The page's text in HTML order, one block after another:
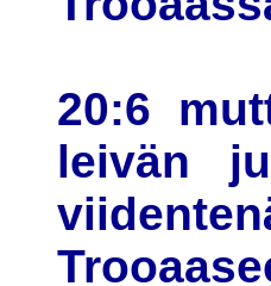
20:6
leivän